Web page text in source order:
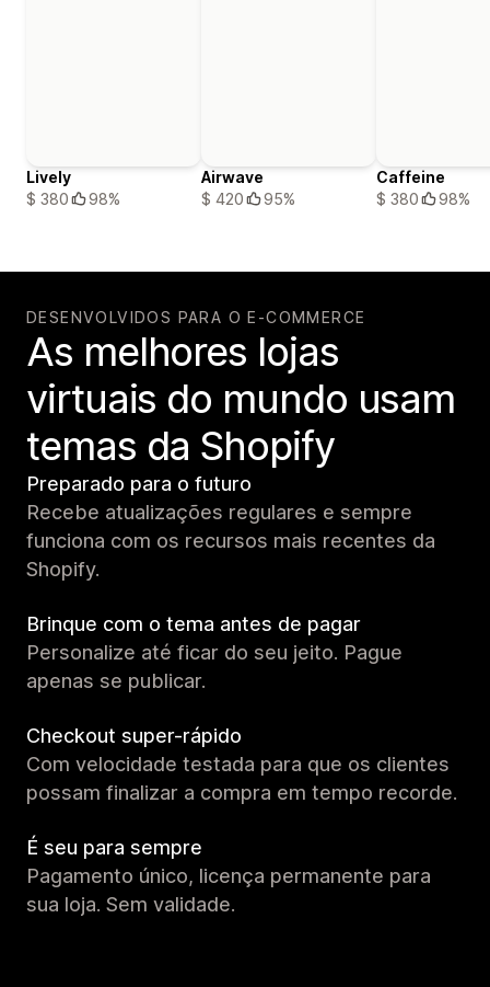
Lively
$ 380
98%
Airwave
$ 420
95%
Caffeine
$ 380
98%
DESENVOLVIDOS PARA O E-COMMERCE
As melhores lojas
virtuais do mundo usam
temas da Shopify
Preparado para o futuro
Recebe atualizações regulares e sempre
funciona com os recursos mais recentes da
Shopify.
Brinque com o tema antes de pagar
Personalize até ficar do seu jeito. Pague
apenas se publicar.
Checkout super-rápido
Com velocidade testada para que os clientes
possam finalizar a compra em tempo recorde.
É seu para sempre
Pagamento único, licença permanente para
sua loja. Sem validade.